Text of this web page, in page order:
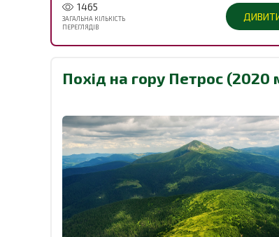
1465
ЗАГАЛЬНА КІЛЬКІСТЬ
ПЕРЕГЛЯДІВ
Похід на гору Петрос (2020